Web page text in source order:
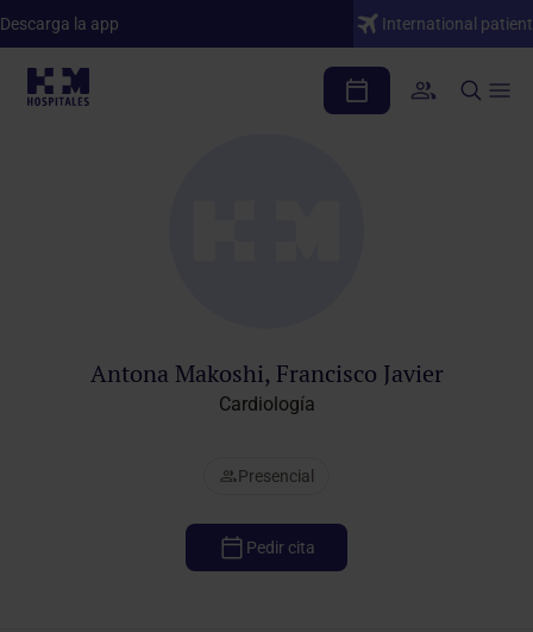
Descarga la app International patient
Cuadro médico
Antona Makoshi, Francisco Javier
Cardiología
Presencial
Pedir cita